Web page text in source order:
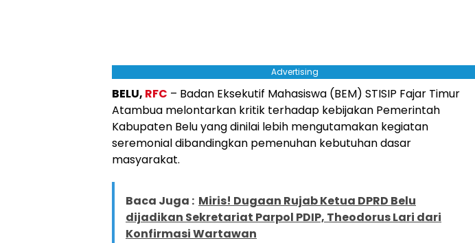
Advertising
BELU, RFC – Badan Eksekutif Mahasiswa (BEM) STISIP Fajar Timur
Atambua melontarkan kritik terhadap kebijakan Pemerintah
Kabupaten Belu yang dinilai lebih mengutamakan kegiatan
seremonial dibandingkan pemenuhan kebutuhan dasar
masyarakat.
Baca Juga : Miris! Dugaan Rujab Ketua DPRD Belu
dijadikan Sekretariat Parpol PDIP, Theodorus Lari dari
Konfirmasi Wartawan